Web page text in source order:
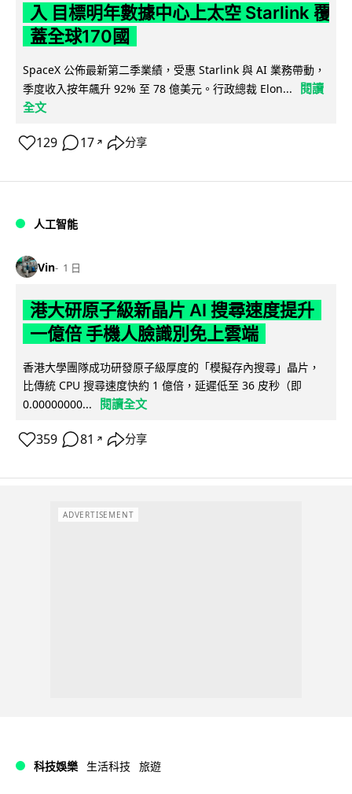
入 目標明年數據中心上太空 Starlink 覆
蓋全球170國
SpaceX 公佈最新第二季業績，受惠 Starlink 與 AI 業務帶動，
季度收入按年飆升 92% 至 78 億美元。行政總裁 Elon...
閱讀
全文
129 17 ↗ 分享
人工智能
Vin 1 日
港大研原子級新晶片 AI 搜尋速度提升
一億倍 手機人臉識別免上雲端
香港大學團隊成功研發原子級厚度的「模擬存內搜尋」晶片，
比傳統 CPU 搜尋速度快約 1 億倍，延遲低至 36 皮秒（即
0.00000000...
閱讀全文
359 81 ↗ 分享
ADVERTISEMENT
科技娛樂 生活科技 旅遊